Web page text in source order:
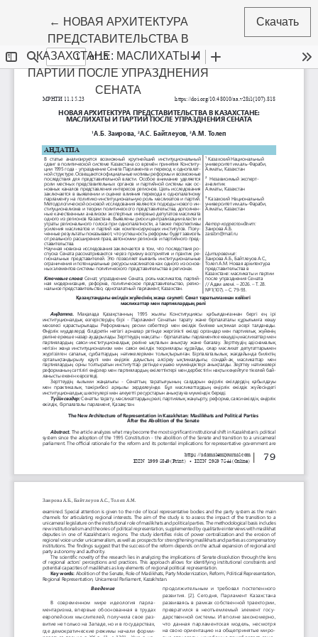
← Вернуться к Подробностям о статье
НОВАЯ АРХИТЕКТУРА
ПРЕДСТАВИТЕЛЬСТВА В
КАЗАХСТАНЕ: МАСЛИХАТЫ И
ПАРТИИ ПОСЛЕ УПРАЗДНЕНИЯ
СЕНАТА
Скачать